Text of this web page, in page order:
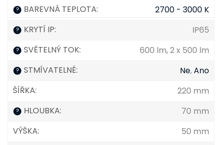
? BAREVNÁ TEPLOTA: 2700 - 3000 K
? KRYTÍ IP: IP65
? SVĚTELNÝ TOK: 600 lm, 2 x 500 lm
? STMÍVATELNÉ: Ne,Ano
ŠÍŘKA: 220 mm
? HLOUBKA:
70 mm
VÝŠKA: 50 mm